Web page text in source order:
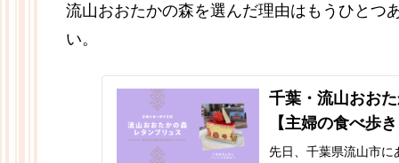
流山おおたかの森を選んだ理由はもうひとつ
い。
千葉・流山おお
【主婦の食べ歩
先日、千葉県流山市に